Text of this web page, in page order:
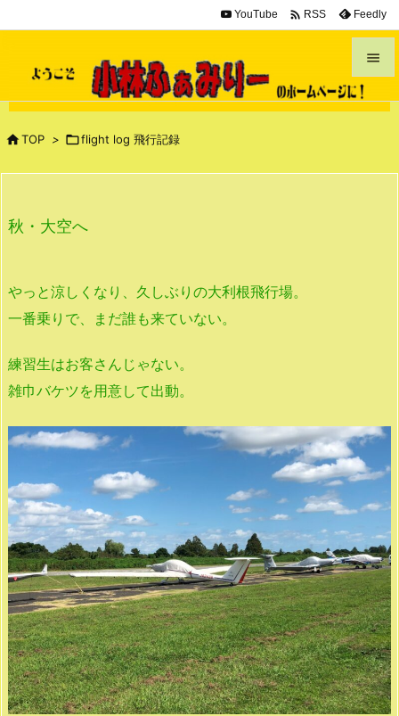


メニュ
YouTube  RSS Feedly
TOP > flight log 飛行記録
秋・大空へ
やっと涼しくなり、久しぶりの大利根飛行場。
一番乗りで、まだ誰も来ていない。
練習生はお客さんじゃない。
雑巾バケツを用意して出動。